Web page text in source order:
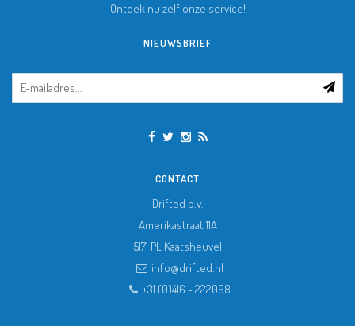
Ontdek nu zelf onze service!
NIEUWSBRIEF
CONTACT
Drifted b.v.
Amerikastraat 11A
5171 PL Kaatsheuvel
info@drifted.nl
+31 (0)416 - 222068